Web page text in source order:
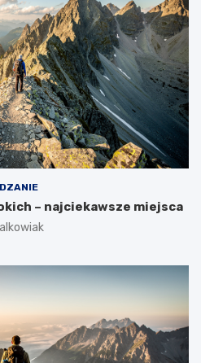
– najciekawsze miejsca